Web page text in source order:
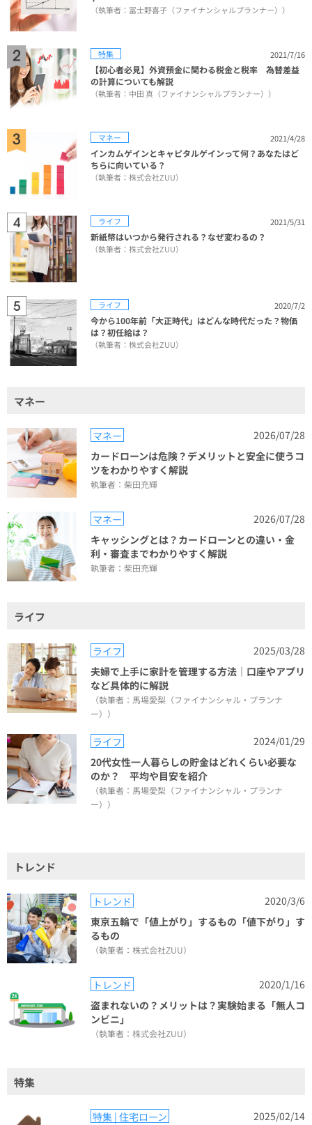
（執筆者：冨士野喜子（ファイナンシャルプランナー））
特集 2021/7/16
【初心者必見】外資預金に関わる税金と税率 為替差益
の計算についても解説
（執筆者：中田 真（ファイナンシャルプランナー））
マネー 2021/4/28
インカムゲインとキャピタルゲインって何？あなたはど
ちらに向いている？
（執筆者：株式会社ZUU）
ライフ 2021/5/31
新紙幣はいつから発行される？なぜ変わるの？
（執筆者：株式会社ZUU）
ライフ 2020/7/2
今から100年前「大正時代」はどんな時代だった？物価
は？初任給は？
（執筆者：株式会社ZUU）
マネー
マネー
2026/07/28
カードローンは危険？デメリットと安全に使うコ
ツをわかりやすく解説
執筆者：柴田充輝
マネー
2026/07/28
キャッシングとは？カードローンとの違い・金
利・審査までわかりやすく解説
執筆者：柴田充輝
ライフ
ライフ
2025/03/28
夫婦で上手に家計を管理する方法｜口座やアプリ
など具体的に解説
（執筆者：馬場愛梨（ファイナンシャル・プランナ
ー））
ライフ
2024/01/29
20代女性一人暮らしの貯金はどれくらい必要な
のか？ 平均や目安を紹介
（執筆者：馬場愛梨（ファイナンシャル・プランナ
ー））
トレンド
トレンド
2020/3/6
東京五輪で「値上がり」するもの「値下がり」す
るもの
（執筆者：株式会社ZUU）
トレンド
2020/1/16
盗まれないの？メリットは？実験始まる「無人コ
ンビニ」
（執筆者：株式会社ZUU）
特集
特集 | 住宅ローン
2025/02/14